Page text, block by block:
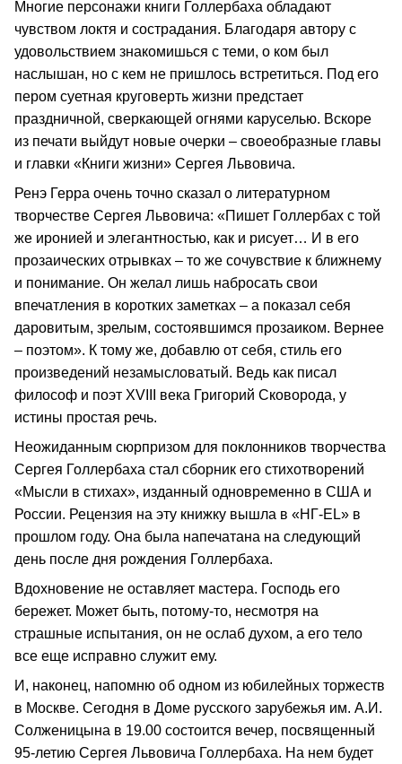
Многие персонажи книги Голлербаха обладают
чувством локтя и сострадания. Благодаря автору с
удовольствием знакомишься с теми, о ком был
наслышан, но с кем не пришлось встретиться. Под его
пером суетная круговерть жизни предстает
праздничной, сверкающей огнями каруселью. Вскоре
из печати выйдут новые очерки – своеобразные главы
и главки «Книги жизни» Сергея Львовича.
Ренэ Герра очень точно сказал о литературном
творчестве Сергея Львовича: «Пишет Голлербах с той
же иронией и элегантностью, как и рисует… И в его
прозаических отрывках – то же сочувствие к ближнему
и понимание. Он желал лишь набросать свои
впечатления в коротких заметках – а показал себя
даровитым, зрелым, состоявшимся прозаиком. Вернее
– поэтом». К тому же, добавлю от себя, стиль его
произведений незамысловатый. Ведь как писал
философ и поэт XVIII века Григорий Сковорода, у
истины простая речь.
Неожиданным сюрпризом для поклонников творчества
Сергея Голлербаха стал сборник его стихотворений
«Мысли в стихах», изданный одновременно в США и
России. Рецензия на эту книжку вышла в «НГ-EL» в
прошлом году. Она была напечатана на следующий
день после дня рождения Голлербаха.
Вдохновение не оставляет мастера. Господь его
бережет. Может быть, потому-то, несмотря на
страшные испытания, он не ослаб духом, а его тело
все еще исправно служит ему.
И, наконец, напомню об одном из юбилейных торжеств
в Москве. Сегодня в Доме русского зарубежья им. А.И.
Солженицына в 19.00 состоится вечер, посвященный
95-летию Сергея Львовича Голлербаха. На нем будет